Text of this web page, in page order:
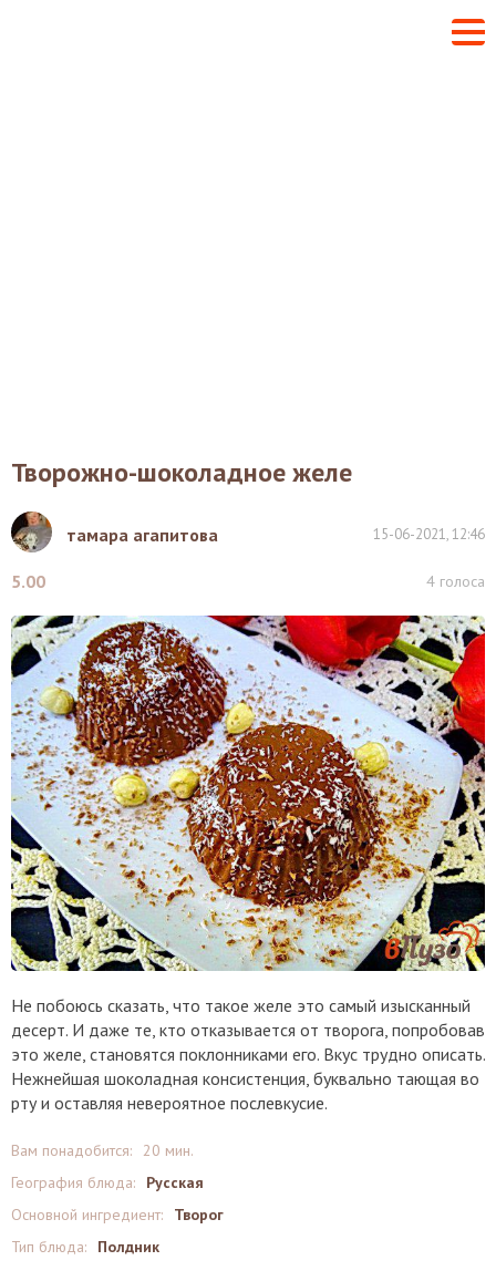
Творожно-шоколадное желе
тамара агапитова 15-06-2021, 12:46
5.00 4 голоса
Не побоюсь сказать, что такое желе это самый изысканный
десерт. И даже те, кто отказывается от творога, попробовав
это желе, становятся поклонниками его. Вкус трудно описать.
Нежнейшая шоколадная консистенция, буквально тающая во
рту и оставляя невероятное послевкусие.
Вам понадобится:
20 мин.
География блюда:
Русская
Основной ингредиент:
Творог
Тип блюда:
Полдник